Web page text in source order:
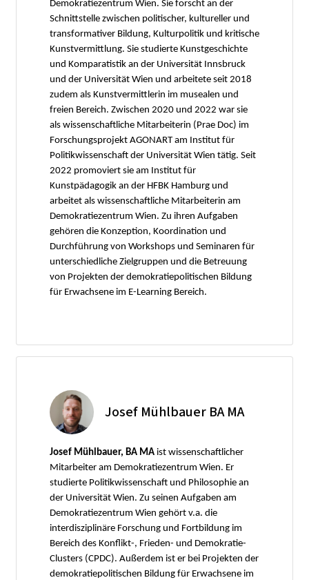
Demokratiezentrum Wien. Sie forscht an der
Schnittstelle zwischen politischer, kultureller und
transformativer Bildung, Kulturpolitik und kritische
Kunstvermittlung. Sie studierte Kunstgeschichte
und Komparatistik an der Universität Innsbruck
und der Universität Wien und arbeitete seit 2018
zudem als Kunstvermittlerin im musealen und
freien Bereich. Zwischen 2020 und 2022 war sie
als wissenschaftliche Mitarbeiterin (Prae Doc) im
Forschungsprojekt AGONART am Institut für
Politikwissenschaft der Universität Wien tätig. Seit
2022 promoviert sie am Institut für
Kunstpädagogik an der HFBK Hamburg und
arbeitet als wissenschaftliche Mitarbeiterin am
Demokratiezentrum Wien. Zu ihren Aufgaben
gehören die Konzeption, Koordination und
Durchführung von Workshops und Seminaren für
unterschiedliche Zielgruppen und die Betreuung
von Projekten der demokratiepolitischen Bildung
für Erwachsene im E-Learning Bereich.
Josef Mühlbauer BA MA
Josef Mühlbauer, BA MA ist wissenschaftlicher
Mitarbeiter am Demokratiezentrum Wien. Er
studierte Politikwissenschaft und Philosophie an
der Universität Wien. Zu seinen Aufgaben am
Demokratiezentrum Wien gehört v.a. die
interdisziplinäre Forschung und Fortbildung im
Bereich des Konflikt-, Frieden- und Demokratie-
Clusters (CPDC). Außerdem ist er bei Projekten der
demokratiepolitischen Bildung für Erwachsene im